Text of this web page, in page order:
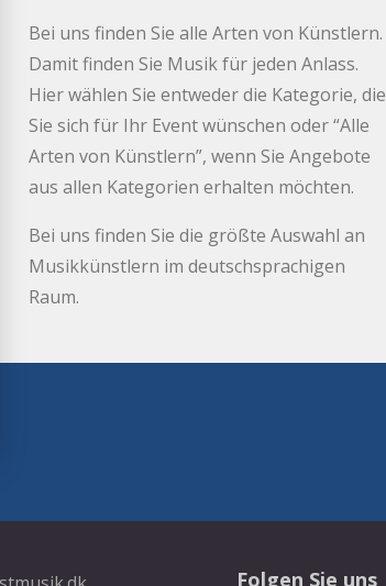
Bei uns finden Sie alle Arten von Künstlern.
Damit finden Sie Musik für jeden Anlass.
Hier wählen Sie entweder die Kategorie, die
Sie sich für Ihr Event wünschen oder “Alle
Arten von Künstlern”, wenn Sie Angebote
aus allen Kategorien erhalten möchten.
Bei uns finden Sie die größte Auswahl an
Musikkünstlern im deutschsprachigen
Raum.
Folgen Sie uns